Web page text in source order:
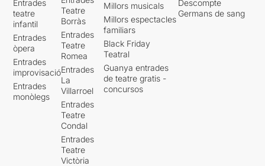
Entrades
teatre
infantil
Entrades
òpera
Entrades
improvisació
Entrades
monòlegs
Teatre
Borràs
Entrades
Teatre
Romea
Entrades
La
Villarroel
Entrades
Teatre
Condal
Entrades
Teatre
Victòria
Millors musicals
Millors espectacles
familiars
Black Friday
Teatral
Guanya entrades
de teatre gratis -
concursos
Descompte
Germans de sang